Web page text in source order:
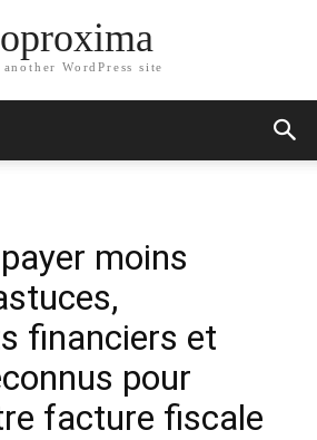
another WordPress site
moins
financiers et
pour
facture fiscale